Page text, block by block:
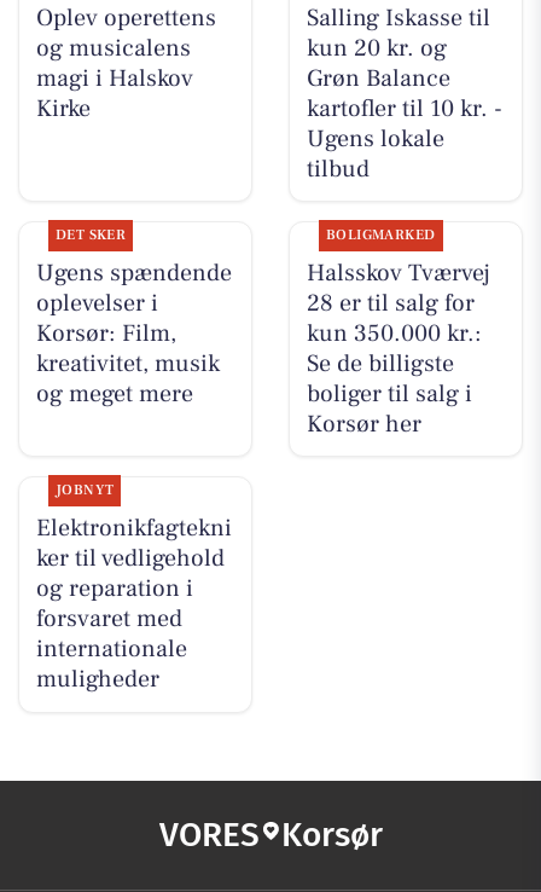
Oplev operettens
og musicalens
magi i Halskov
Kirke
Salling Iskasse til
kun 20 kr. og
Grøn Balance
kartofler til 10 kr. -
Ugens lokale
tilbud
DET SKER
Ugens spændende
oplevelser i
Korsør: Film,
kreativitet, musik
og meget mere
BOLIGMARKED
Halsskov Tværvej
28 er til salg for
kun 350.000 kr.:
Se de billigste
boliger til salg i
Korsør her
JOBNYT
Elektronikfagtekni
ker til vedligehold
og reparation i
forsvaret med
internationale
muligheder
VORES Korsør